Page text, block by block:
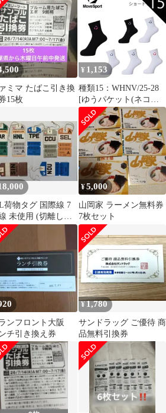
ミマ たばこ引き換
15枚
¥ 1,153
種類15：WHNV/25-28
[ゆうパケット(ネコポ
ス)で送料無料!代金引
換購入不可／配達日時
指定不可] DESCENTE
(デサント) MoveSport
ムーブスポーツ バレー
ボール ショートソック
ス 男女兼用
[SV6SSO03U]
荷物タグ 国際線 7
未使用 (切離しな
ヴィンテージ 希少
¥5,000
山岡家 ラーメン無料券
7枚セット
ンフロント大阪
チ引き換え券
¥1,780
サンドラッグ ご優待 商
品無料引換券